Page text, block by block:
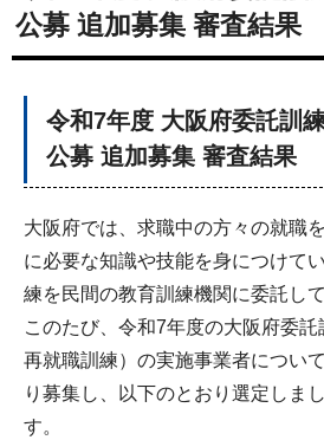
公募 追加募集 審査結果
令和7年度 大阪府委託訓
公募 追加募集 審査結果
大阪府では、求職中の方々の就職
に必要な知識や技能を身につけて
練を民間の教育訓練機関に委託し
このたび、令和7年度の大阪府委
再就職訓練）の実施事業者につい
り募集し、以下のとおり選定しま
す。